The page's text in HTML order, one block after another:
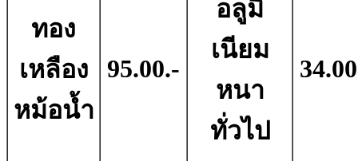
ทอง
เหลือง
หม้อน้ำ
95.00.-
อลูมิ
เนียม
หนา
ทั่วไป